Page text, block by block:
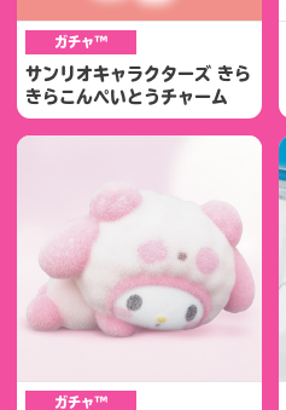
ガチャ™
サンリオキャラクターズ きら
きらこんぺいとうチャーム
ガチャ™